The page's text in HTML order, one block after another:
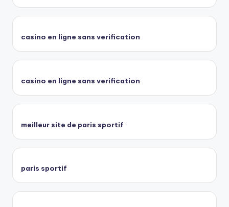
casino en ligne sans verification
casino en ligne sans verification
meilleur site de paris sportif
paris sportif